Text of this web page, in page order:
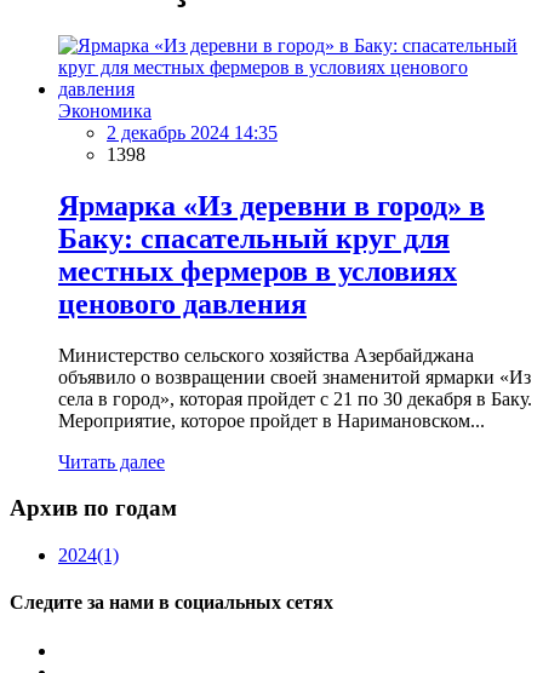
Экономика
2 декабрь 2024 14:35
1398
Ярмарка «Из деревни в город» в
Баку: спасательный круг для
местных фермеров в условиях
ценового давления
Министерство сельского хозяйства Азербайджана
объявило о возвращении своей знаменитой ярмарки «Из
села в город», которая пройдет с 21 по 30 декабря в Баку.
Мероприятие, которое пройдет в Наримановском...
Читать далее
Архив по годам
2024(1)
Следите за нами в социальных сетях